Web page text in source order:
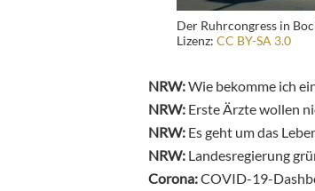
Der Ruhrcongress in
Lizenz: CC BY-SA 3.0
NRW:Wie bekomme ich
NRW: Erste Ärzte wollen
NRW: Es geht um das
NRW: Landesregierung
Corona:COVID-19-